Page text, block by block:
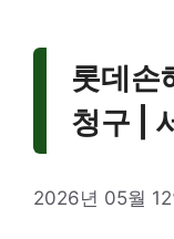
롯데손
청구 |
2026년 05월 12